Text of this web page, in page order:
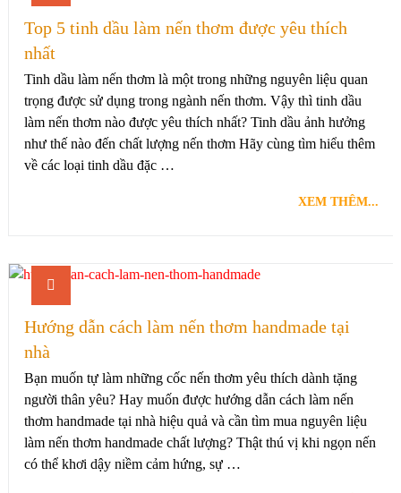
Top 5 tinh dầu làm nến thơm được yêu thích
nhất
Tinh dầu làm nến thơm là một trong những nguyên liệu quan
trọng được sử dụng trong ngành nến thơm. Vậy thì tinh dầu
làm nến thơm nào được yêu thích nhất? Tinh dầu ảnh hưởng
như thế nào đến chất lượng nến thơm Hãy cùng tìm hiểu thêm
về các loại tinh dầu đặc …
XEM THÊM...
Hướng dẫn cách làm nến thơm handmade tại
nhà
Bạn muốn tự làm những cốc nến thơm yêu thích dành tặng
người thân yêu? Hay muốn được hướng dẫn cách làm nến
thơm handmade tại nhà hiệu quả và cần tìm mua nguyên liệu
làm nến thơm handmade chất lượng? Thật thú vị khi ngọn nến
có thể khơi dậy niềm cảm hứng, sự …